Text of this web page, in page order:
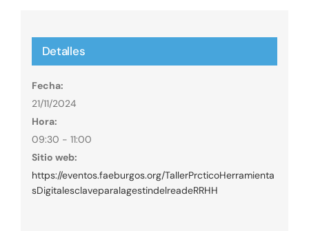
Detalles
Fecha:
21/11/2024
Hora:
09:30 - 11:00
Sitio web:
https://eventos.faeburgos.org/TallerPrcticoHerramienta
sDigitalesclaveparalagestindelreadeRRHH